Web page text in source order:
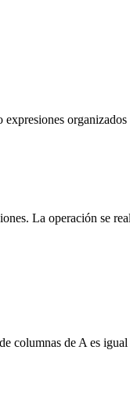
La operación se
columnas de A es